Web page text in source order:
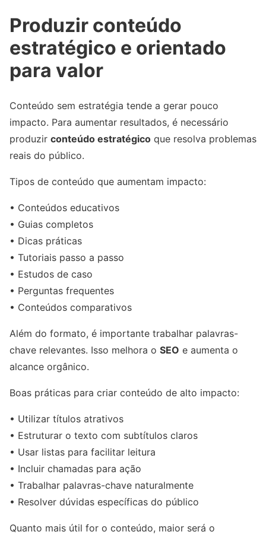
Produzir conteúdo
estratégico e orientado
para valor
Conteúdo sem estratégia tende a gerar pouco
impacto. Para aumentar resultados, é necessário
produzir conteúdo estratégico que resolva problemas
reais do público.
Tipos de conteúdo que aumentam impacto:
• Conteúdos educativos
• Guias completos
• Dicas práticas
• Tutoriais passo a passo
• Estudos de caso
• Perguntas frequentes
• Conteúdos comparativos
Além do formato, é importante trabalhar palavras-
chave relevantes. Isso melhora o SEO e aumenta o
alcance orgânico.
Boas práticas para criar conteúdo de alto impacto:
• Utilizar títulos atrativos
• Estruturar o texto com subtítulos claros
• Usar listas para facilitar leitura
• Incluir chamadas para ação
• Trabalhar palavras-chave naturalmente
• Resolver dúvidas específicas do público
Quanto mais útil for o conteúdo, maior será o